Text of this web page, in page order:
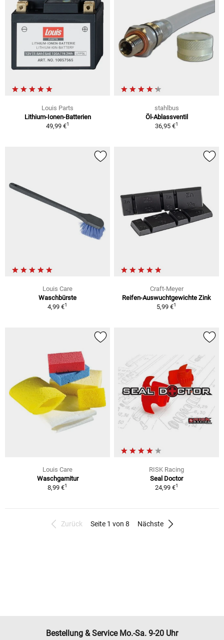
Louis Parts
Lithium-Ionen-Batterien
49,99 €1
stahlbus
Öl-Ablassventil
36,95 €1
Louis Care
Waschbürste
4,99 €1
Craft-Meyer
Reifen-Auswuchtgewichte Zink
5,99 €1
Louis Care
Waschgarnitur
8,99 €1
RISK Racing
Seal Doctor
24,99 €1
Zurück Seite 1 von 8 Nächste
Bestellung & Service Mo.-Sa. 9-20 Uhr